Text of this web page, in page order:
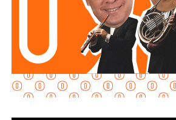
Martínez Acosta señaló quela
disposición para que Uber
y pueda operar conforme a la ley, por
exista una postura de persecución
“No es un tema de persecución ni de
buscamos que ellos mismos nos